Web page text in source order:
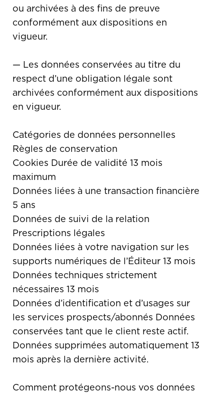
ou archivées à des fins de preuve
conformément aux dispositions en
vigueur.
— Les données conservées au titre du
respect d’une obligation légale sont
archivées conformément aux dispositions
en vigueur.
Catégories de données personnelles
Règles de conservation
Cookies Durée de validité 13 mois
maximum
Données liées à une transaction financière
5 ans
Données de suivi de la relation
Prescriptions légales
Données liées à votre navigation sur les
supports numériques de l’Éditeur 13 mois
Données techniques strictement
nécessaires 13 mois
Données d’identification et d’usages sur
les services prospects/abonnés Données
conservées tant que le client reste actif.
Données supprimées automatiquement 13
mois après la dernière activité.
Comment protégeons-nous vos données